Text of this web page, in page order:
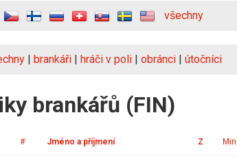
všechny
| brankáři | hráči v poli | obránci | útočníci
brankářů (FIN)
# Jméno a příjmení Z Min